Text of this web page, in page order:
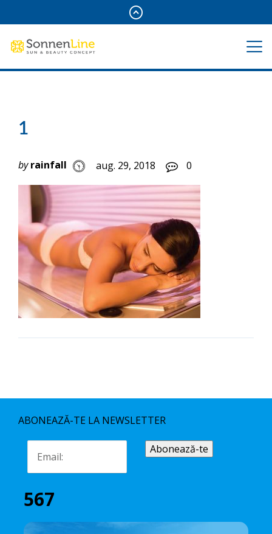
1
by rainfall aug. 29, 2018 0
ABONEAZĂ-TE LA NEWSLETTER
567